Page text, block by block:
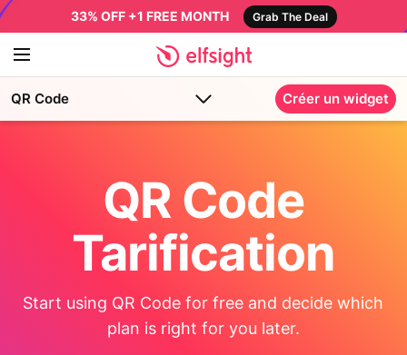
33% OFF +1 FREE MONTH Grab The Deal
QR Code Créer un widget
QR Code
Tarification
Start using QR Code for free and decide which
plan is right for you later.